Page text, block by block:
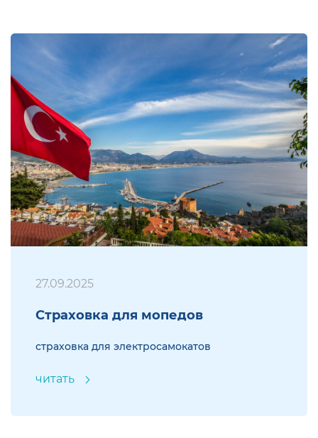
27.09.2025
Страховка для мопедов
страховка для электросамокатов
читать